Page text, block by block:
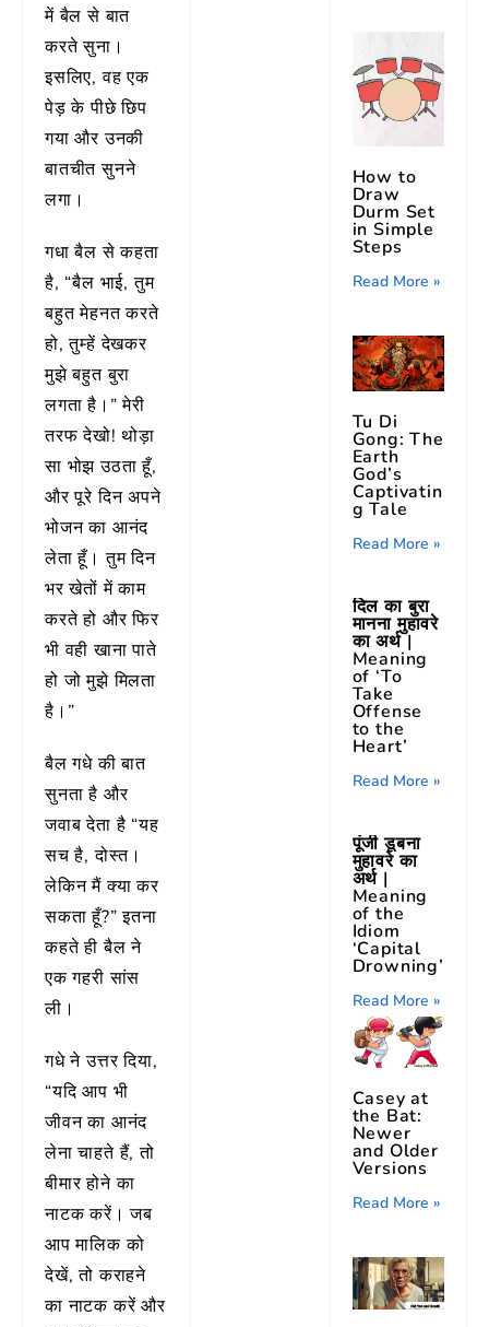
में बैल से बात
करते सुना।
इसलिए, वह एक
पेड़ के पीछे छिप
गया और उनकी
बातचीत सुनने
लगा।
गधा बैल से कहता
है, “बैल भाई, तुम
बहुत मेहनत करते
हो, तुम्हें देखकर
मुझे बहुत बुरा
लगता है।” मेरी
तरफ देखो! थोड़ा
सा भोझ उठता हूँ,
और पूरे दिन अपने
भोजन का आनंद
लेता हूँ। तुम दिन
भर खेतों में काम
करते हो और फिर
भी वही खाना पाते
हो जो मुझे मिलता
है।”
बैल गधे की बात
सुनता है और
जवाब देता है “यह
सच है, दोस्त।
लेकिन मैं क्या कर
सकता हूँ?” इतना
कहते ही बैल ने
एक गहरी सांस
ली।
गधे ने उत्तर दिया,
“यदि आप भी
जीवन का आनंद
लेना चाहते हैं, तो
बीमार होने का
नाटक करें। जब
आप मालिक को
देखें, तो कराहने
का नाटक करें और
How to
Draw
Durm Set
in Simple
Steps
Read More »
Tu Di
Gong: The
Earth
God’s
Captivatin
g Tale
Read More »
दिल का बुरा
मानना मुहावरे
का अर्थ |
Meaning
of ‘To
Take
Offense
to the
Heart’
Read More »
पूंजी डूबना
मुहावरे का
अर्थ |
Meaning
of the
Idiom
‘Capital
Drowning’
Read More »
Casey at
the Bat:
Newer
and Older
Versions
Read More »